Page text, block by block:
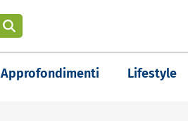
Approfondimenti Lifestyle